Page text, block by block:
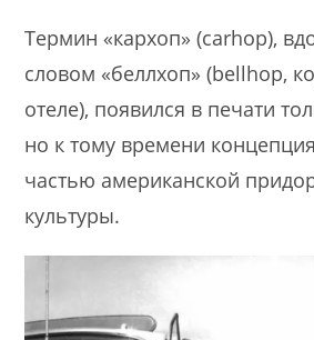
Термин «кархоп» (carhop),
словом «беллхоп» (bellhop,
отеле), появился в печати
но к тому времени
частью американской
культуры.